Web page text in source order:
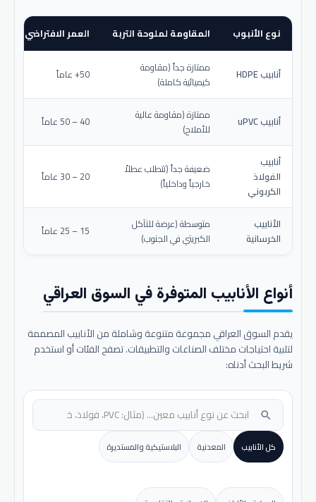
نوع الأنبوب المقاومة لملوحة التربة العمر الافتراضي
أنابيب HDPE
ممتازة جداً (مقاومة
كيميائية كاملة)
50+ عاماً
أنابيب uPVC
ممتازة (مقاومة عالية
للأملاح)
40 – 50 عاماً
أنابيب
الفولاذ
الكربوني
ضعيفة جداً (تتطلب عطلاً
خارجياً وداخلياً)
20 – 30 عاماً
الأنابيب
الخرسانية
متوسطة (عرضة للتآكل
الكبريتي في الجنوب)
15 – 25 عاماً
أنواع الأنابيب المتوفرة في السوق العراقي
يقدم السوق العراقي مجموعة متنوعة وشاملة من الأنابيب المصممة
لتلبية احتياجات مختلف الصناعات والتطبيقات. تصفح الفئات أو استخدم
شريط البحث أدناه:
search
كل الأنابيب المعدنية البلاستيكية والمستديرة